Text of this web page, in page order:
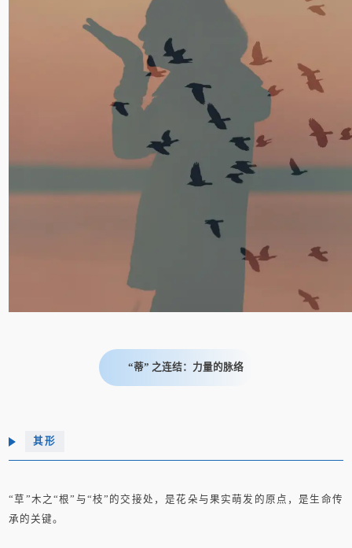
“蒂” 之连结：力量的脉络
其形
“草”木之“根”与“枝”的交接处，是花朵与果实萌发的原点，是生命传
承的关键。